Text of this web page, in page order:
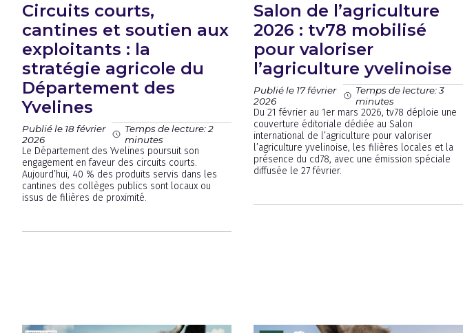
Circuits courts,
cantines et soutien aux
exploitants : la
stratégie agricole du
Département des
Yvelines
Publié le 18 février
2026
Temps de lecture: 2
minutes
Le Département des Yvelines poursuit son
engagement en faveur des circuits courts.
Aujourd’hui, 40 % des produits servis dans les
cantines des collèges publics sont locaux ou
issus de filières de proximité.
Salon de l’agriculture
2026 : tv78 mobilisé
pour valoriser
l’agriculture yvelinoise
Publié le 17 février
2026
Temps de lecture: 3
minutes
Du 21 février au 1er mars 2026, tv78 déploie une
couverture éditoriale dédiée au Salon
international de l’agriculture pour valoriser
l’agriculture yvelinoise, les filières locales et la
présence du cd78, avec une émission spéciale
diffusée le 27 février.